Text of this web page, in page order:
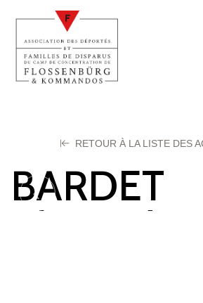
RETOUR À LA LISTE DES
BARDET
Alexandre